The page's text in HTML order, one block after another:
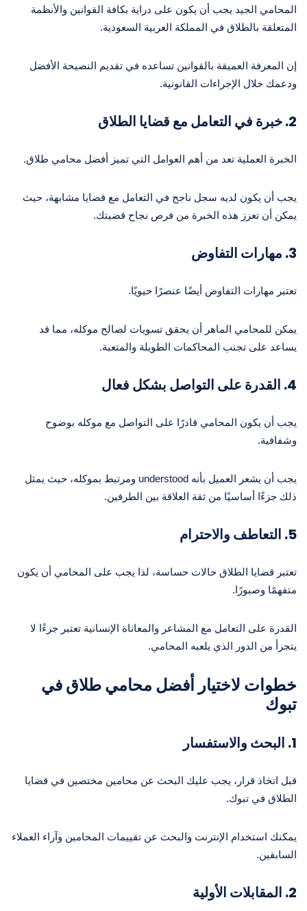
المحامي الجيد يجب أن يكون على دراية بكافة القوانين والأنظمة
المتعلقة بالطلاق في المملكة العربية السعودية.
إن المعرفة العميقة بالقوانين تساعده في تقديم النصيحة الأفضل
ودعمك خلال الإجراءات القانونية.
2. خبرة في التعامل مع قضايا الطلاق
الخبرة العملية تعد من أهم العوامل التي تميز أفضل محامي طلاق.
يجب أن يكون لديه سجل ناجح في التعامل مع قضايا مشابهة، حيث
يمكن أن تعزز هذه الخبرة من فرص نجاح قضيتك.
3. مهارات التفاوض
تعتبر مهارات التفاوض أيضًا عنصرًا حيويًا.
يمكن للمحامي الماهر أن يحقق تسويات لصالح موكله، مما قد
يساعد على تجنب المحاكمات الطويلة والمتعبة.
4. القدرة على التواصل بشكل فعال
يجب أن يكون المحامي قادرًا على التواصل مع موكله بوضوح
وشفافية.
يجب أن يشعر العميل بأنه understood ومرتبط بموكله، حيث يمثل
ذلك جزءًا أساسيًا من ثقة العلاقة بين الطرفين.
5. التعاطف والاحترام
تعتبر قضايا الطلاق حالات حساسة، لذا يجب على المحامي أن يكون
متفهمًا وصبورًا.
القدرة على التعامل مع المشاعر والمعاناة الإنسانية تعتبر جزءًا لا
يتجزأ من الدور الذي يلعبه المحامي.
خطوات لاختيار أفضل محامي طلاق في
تبوك
1. البحث والاستفسار
قبل اتخاذ قرار، يجب عليك البحث عن محامين مختصين في قضايا
الطلاق في تبوك.
يمكنك استخدام الإنترنت والبحث عن تقييمات المحامين وآراء العملاء
السابقين.
2. المقابلات الأولية